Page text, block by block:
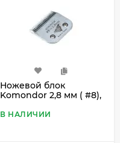
Ножевой блок
Komondor 2,8 мм ( #8),
В НАЛИЧИИ